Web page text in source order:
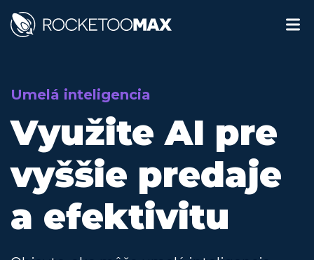
Umelá inteligencia
Využite AI pre
vyššie predaje
a efektivitu